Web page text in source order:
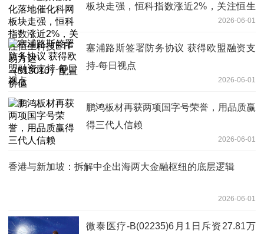
板块走强，恒科指数涨近2%，关注恒生
科技ETF易方达（513010）配置价值
2026-06-01
塞浦路斯签署防务协议 获得欧盟融资支
持-每日视点
2026-06-01
鹏鸿板材再获两项国字号荣誉，用品质赢
得三代人信赖
2026-06-01
香港与新加坡：拆解中企出海两大金融枢纽的底层逻辑
2026-06-01
微泰医疗-B(02235)6月1日斥资27.81万